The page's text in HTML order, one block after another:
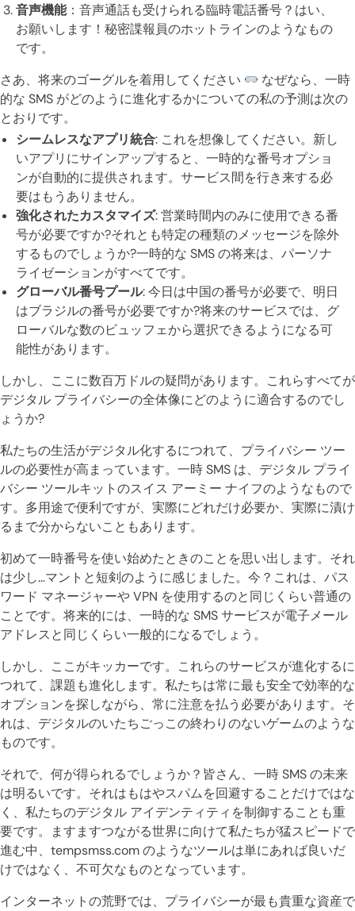
音声機能：音声通話も受けられる臨時電話番号？はい、
お願いします！秘密諜報員のホットラインのようなもの
です。
さあ、将来のゴーグルを着用してください
なぜなら、一時
的な SMS がどのように進化するかについての私の予測は次の
とおりです。
シームレスなアプリ統合: これを想像してください。新し
いアプリにサインアップすると、一時的な番号オプショ
ンが自動的に提供されます。サービス間を行き来する必
要はもうありません。
強化されたカスタマイズ: 営業時間内のみに使用できる番
号が必要ですか?それとも特定の種類のメッセージを除外
するものでしょうか?一時的な SMS の将来は、パーソナ
ライゼーションがすべてです。
グローバル番号プール: 今日は中国の番号が必要で、明日
はブラジルの番号が必要ですか?将来のサービスでは、グ
ローバルな数のビュッフェから選択できるようになる可
能性があります。
しかし、ここに数百万ドルの疑問があります。これらすべてが
デジタル プライバシーの全体像にどのように適合するのでし
ょうか?
私たちの生活がデジタル化するにつれて、プライバシー ツー
ルの必要性が高まっています。一時 SMS は、デジタル プライ
バシー ツールキットのスイス アーミー ナイフのようなもので
す。多用途で便利ですが、実際にどれだけ必要か、実際に漬け
るまで分からないこともあります。
初めて一時番号を使い始めたときのことを思い出します。それ
は少し…マントと短剣のように感じました。今？これは、パス
ワード マネージャーや VPN を使用するのと同じくらい普通の
ことです。将来的には、一時的な SMS サービスが電子メール
アドレスと同じくらい一般的になるでしょう。
しかし、ここがキッカーです。これらのサービスが進化するに
つれて、課題も進化します。私たちは常に最も安全で効率的な
オプションを探しながら、常に注意を払う必要があります。そ
れは、デジタルのいたちごっこの終わりのないゲームのような
ものです。
それで、何が得られるでしょうか？皆さん、一時 SMS の未来
は明るいです。それはもはやスパムを回避することだけではな
く、私たちのデジタル アイデンティティを制御することも重
要です。ますますつながる世界に向けて私たちが猛スピードで
進む中、tempsmss.com のようなツールは単にあれば良いだ
けではなく、不可欠なものとなっています。
インターネットの荒野では、プライバシーが最も貴重な資産で